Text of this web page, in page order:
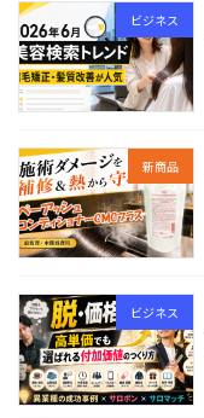
ビジネス
新商品
ビジネス